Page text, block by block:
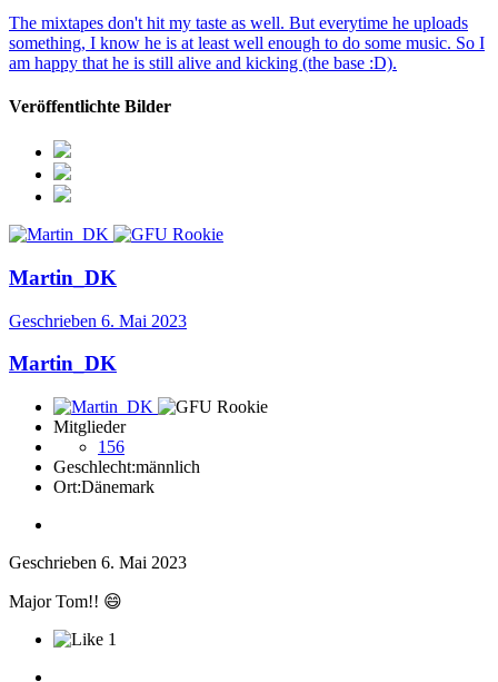
The mixtapes don't hit my taste as well. But everytime he uploads
something, I know he is at least well enough to do some music. So I
am happy that he is still alive and kicking (the base :D).
Veröffentlichte Bilder
Martin_DK
Geschrieben 6. Mai 2023
Martin_DK
Mitglieder
156
Geschlecht:männlich
Ort:Dänemark
Geschrieben 6. Mai 2023
Major Tom!! 😄
1